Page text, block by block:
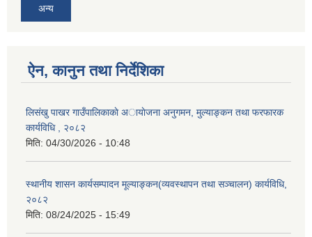
अन्य
ऐन, कानुन तथा निर्देशिका
लिसंखु पाखर गाउँपालिकाकाे अायाेजना अनुगमन, मुल्याङ्कन तथा फरफारक
कार्यविधि , २०८२
मिति: 04/30/2026 - 10:48
स्थानीय शासन कार्यसम्पादन मूल्याङ्कन(व्यवस्थापन तथा सञ्चालन) कार्यविधि,
२०८२
मिति: 08/24/2025 - 15:49